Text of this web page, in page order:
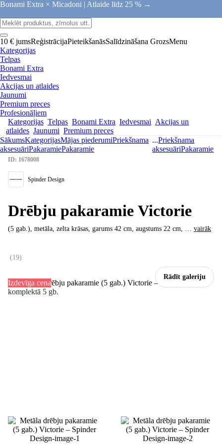
Bonami Extra × Micadoni | Atlaide līdz 25 % →
10 € jumsReģistrācijaPieteikšanāsSalīdzināšana GrozsMenu
Kategorijas
Telpas
Bonami Extra
Iedvesmai
Akcijas un atlaides
Jaunumi
Premium preces
Profesionāļiem
Kategorijas Telpas Bonami Extra Iedvesmai Akcijas un
atlaides Jaunumi Premium preces
SākumsKategorijasMājas piederumiPriekšnama
aksesuāriPakaramiePakaramie
...Priekšnama
aksesuāriPakaramie
Rādīt galeriju
Izdevīga cena
komplektā 5 gb.
ID: 1678008
Spinder Design
Drēbju pakaramie Victorie
(5 gab.), metāla, zelta krāsas, garums 42 cm, augstums 22 cm, … vairāk
(19)